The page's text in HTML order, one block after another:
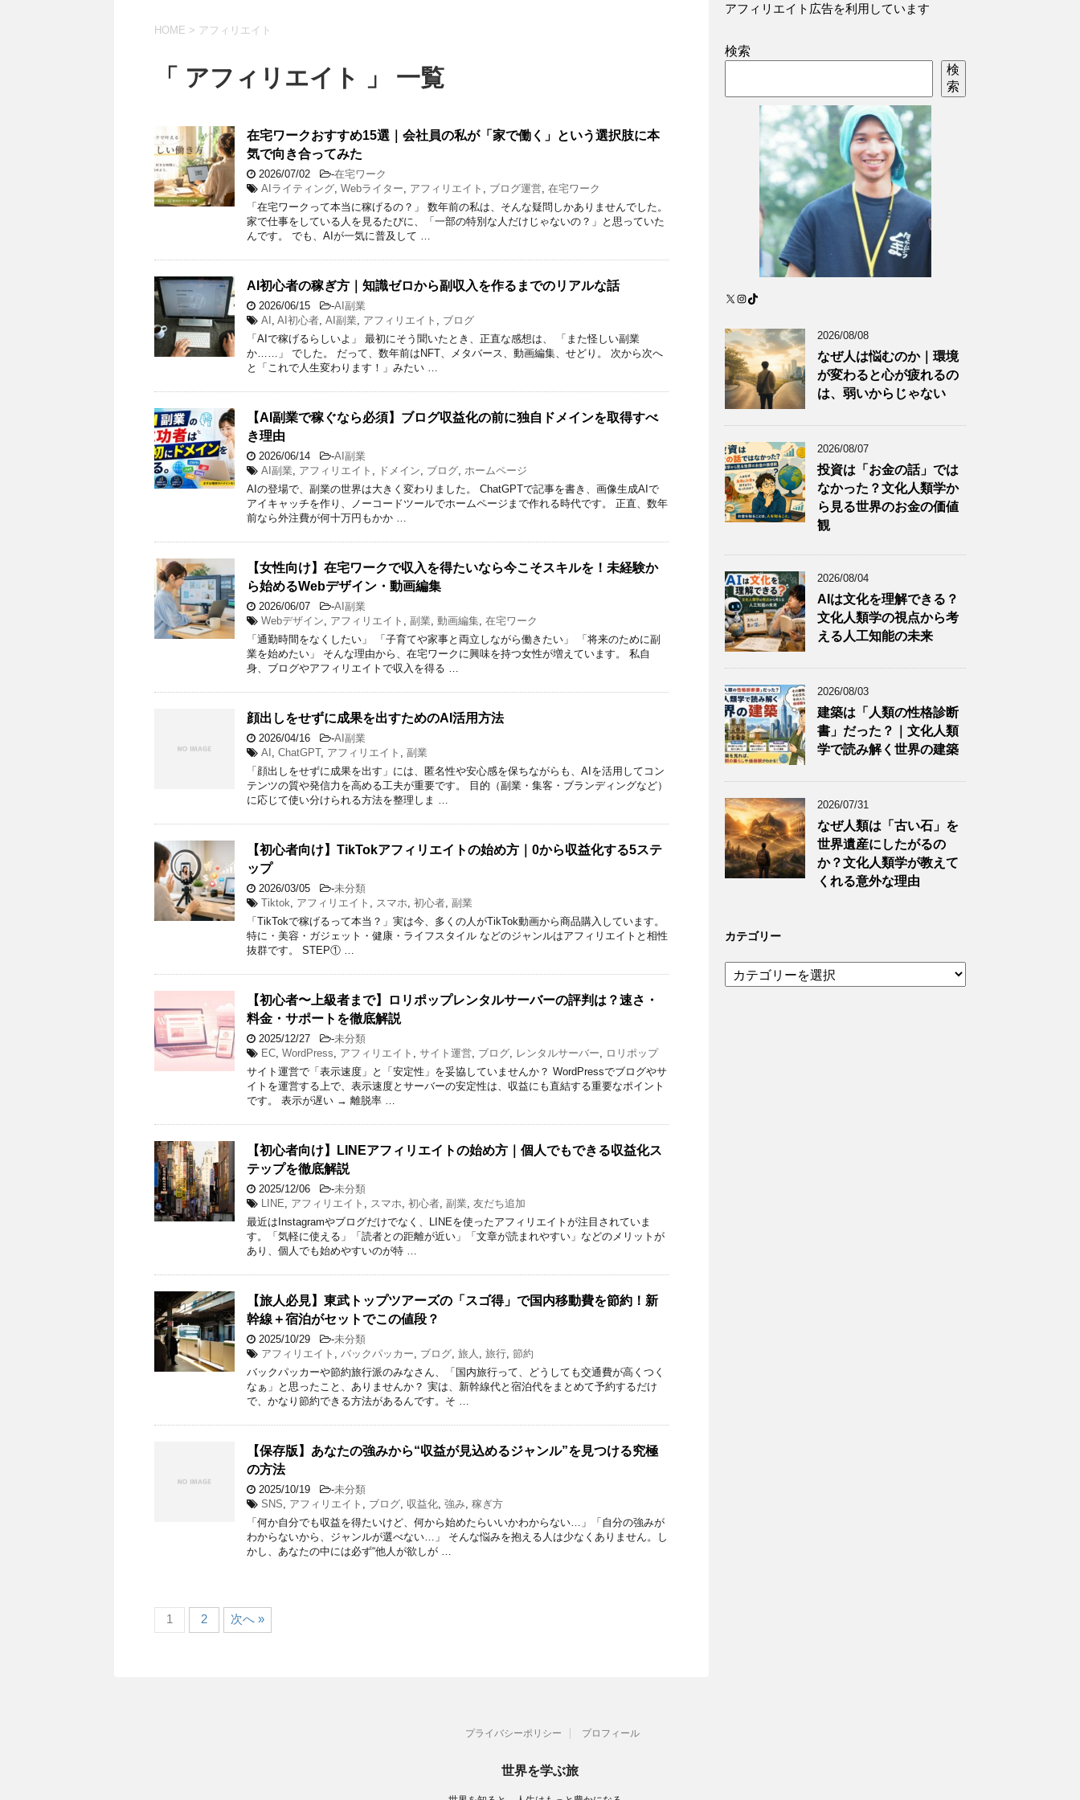
HOME > アフィリエイト
「 アフィリエイト 」 一覧
在宅ワークおすすめ15選｜会社員の私が「家で働く」という選択肢に本
気で向き合ってみた
2026/07/02 -在宅ワーク
AIライティング, Webライター, アフィリエイト , ブログ運営, 在宅ワーク
「在宅ワークって本当に稼げるの？」 数年前の私は、そんな疑問しかありませんでした。
家で仕事をしている人を見るたびに、「一部の特別な人だけじゃないの？」と思っていた
んです。 でも、AIが一気に普及して …
AI初心者の稼ぎ方｜知識ゼロから副収入を作るまでのリアルな話
2026/06/15 -AI副業
AI , AI初心者, AI副業, アフィリエイト , ブログ
「AIで稼げるらしいよ」 最初にそう聞いたとき、正直な感想は、 「また怪しい副業
か……」 でした。 だって、数年前はNFT、メタバース、動画編集、せどり。 次から次へ
と「これで人生変わります！」みたい …
【AI副業で稼ぐなら必須】ブログ収益化の前に独自ドメインを取得すべ
き理由
2026/06/14 -AI副業
AI副業, アフィリエイト , ドメイン, ブログ, ホームページ
AIの登場で、副業の世界は大きく変わりました。 ChatGPTで記事を書き、画像生成AIで
アイキャッチを作り、ノーコードツールでホームページまで作れる時代です。 正直、数年
前なら外注費が何十万円もかか …
【女性向け】在宅ワークで収入を得たいなら今こそスキルを！未経験か
ら始めるWebデザイン・動画編集
2026/06/07 -AI副業
Webデザイン, アフィリエイト , 副業, 動画編集, 在宅ワーク
「通勤時間をなくしたい」 「子育てや家事と両立しながら働きたい」 「将来のために副
業を始めたい」 そんな理由から、在宅ワークに興味を持つ女性が増えています。 私自
身、ブログやアフィリエイトで収入を得る …
顔出しをせずに成果を出すためのAI活用方法
2026/04/16 -AI副業
AI , ChatGPT, アフィリエイト , 副業
「顔出しをせずに成果を出す」には、匿名性や安心感を保ちながらも、AIを活用してコン
テンツの質や発信力を高める工夫が重要です。 目的（副業・集客・ブランディングなど）
に応じて使い分けられる方法を整理しま …
【初心者向け】TikTokアフィリエイトの始め方｜0から収益化する5ステ
ップ
2026/03/05 -未分類
Tiktok, アフィリエイト , スマホ, 初心者, 副業
「TikTokで稼げるって本当？」実は今、多くの人がTikTok動画から商品購入しています。
特に・美容・ガジェット・健康・ライフスタイル などのジャンルはアフィリエイトと相性
抜群です。 STEP① …
【初心者〜上級者まで】ロリポップレンタルサーバーの評判は？速さ・
料金・サポートを徹底解説
2025/12/27 -未分類
EC, WordPress, アフィリエイト , サイト運営, ブログ, レンタルサーバー, ロリポップ
サイト運営で「表示速度」と「安定性」を妥協していませんか？ WordPressでブログやサ
イトを運営する上で、表示速度とサーバーの安定性は、収益にも直結する重要なポイント
です。 表示が遅い → 離脱率 …
【初心者向け】LINEアフィリエイトの始め方｜個人でもできる収益化ス
テップを徹底解説
2025/12/06 -未分類
LINE, アフィリエイト , スマホ, 初心者, 副業, 友だち追加
最近はInstagramやブログだけでなく、LINEを使ったアフィリエイトが注目されていま
す。「気軽に使える」「読者との距離が近い」「文章が読まれやすい」などのメリットが
あり、個人でも始めやすいのが特 …
【旅人必見】東武トップツアーズの「スゴ得」で国内移動費を節約！新
幹線＋宿泊がセットでこの値段？
2025/10/29 -未分類
アフィリエイト , バックパッカー, ブログ, 旅人 , 旅行, 節約
バックパッカーや節約旅行派のみなさん、「国内旅行って、どうしても交通費が高くつく
なぁ」と思ったこと、ありませんか？ 実は、新幹線代と宿泊代をまとめて予約するだけ
で、かなり節約できる方法があるんです。そ …
【保存版】あなたの強みから“収益が見込めるジャンル”を見つける究極
の方法
2025/10/19 -未分類
SNS, アフィリエイト , ブログ, 収益化, 強み, 稼ぎ方
「何か自分でも収益を得たいけど、何から始めたらいいかわからない…」「自分の強みが
わからないから、ジャンルが選べない…」 そんな悩みを抱える人は少なくありません。し
かし、あなたの中には必ず“他人が欲しが …
1 2 次へ »
アフィリエイト広告を利用しています
検索
検
索
X Instagram
TikTok
2026/08/08
なぜ人は悩むのか｜環境
が変わると心が疲れるの
は、弱いからじゃない
2026/08/07
投資は「お金の話」では
なかった？文化人類学か
ら見る世界のお金の価値
観
2026/08/04
AIは文化を理解できる？
文化人類学の視点から考
える人工知能の未来
2026/08/03
建築は「人類の性格診断
書」だった？｜文化人類
学で読み解く世界の建築
2026/07/31
なぜ人類は「古い石」を
世界遺産にしたがるの
か？文化人類学が教えて
くれる意外な理由
カテゴリー
テ
プライバシーポリシー プロフィール
世界を学ぶ旅